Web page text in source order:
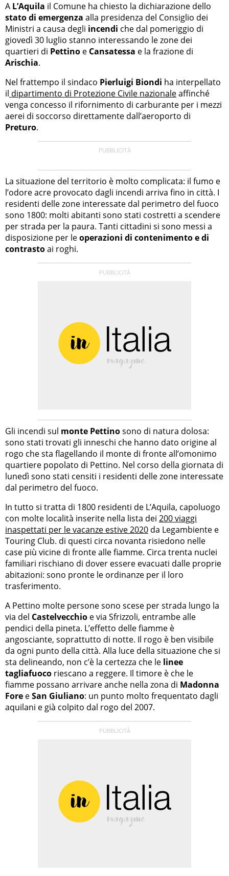
A L’Aquila il Comune ha chiesto la dichiarazione dello
stato di emergenza alla presidenza del Consiglio dei
Ministri a causa degli incendi che dal pomeriggio di
giovedì 30 luglio stanno interessando le zone dei
quartieri di Pettino e Cansatessa e la frazione di
Arischia.
Nel frattempo il sindaco Pierluigi Biondi ha interpellato
il dipartimento di Protezione Civile nazionaleaffinché
venga concesso il rifornimento di carburante per i mezzi
aerei di soccorso direttamente dall’aeroporto di
Preturo.
La situazione del territorio è molto complicata: il fumo e
l’odore acre provocato dagli incendi arriva fino in città. I
residenti delle zone interessate dal perimetro del fuoco
sono 1800: molti abitanti sono stati costretti a scendere
per strada per la paura. Tanti cittadini si sono messi a
disposizione per leoperazioni di contenimentoe di
contrastoai roghi.
Gli incendi sul monte Pettinosono di natura dolosa:
sono stati trovati gli inneschi che hanno dato origine al
rogo che sta flagellando il monte di fronte all’omonimo
quartiere popolato di Pettino. Nel corso della giornata di
lunedì sono stati censiti i residenti delle zone interessate
dal perimetro del fuoco.
In tutto si tratta di 1800 residenti de L’Aquila, capoluogo
con molte località inserite nella lista dei 200 viaggi
inaspettati per le vacanze estive 2020 da Legambiente e
Touring Club. di questi circa novanta risiedono nelle
case più vicine di fronte alle fiamme. Circa trenta nuclei
familiari rischiano di dover essere evacuati dalle proprie
abitazioni: sono pronte le ordinanze per il loro
trasferimento.
A Pettino molte persone sono scese per strada lungo la
via del Castelvecchio e via Sfrizzoli, entrambe alle
pendici della pineta. L’effetto delle fiamme è
angosciante, soprattutto di notte. Il rogo è ben visibile
da ogni punto della città. Alla luce della situazione che si
sta delineando, non c’è la certezza che le linee
tagliafuoco riescano a reggere. Il timore è che le
fiamme possano arrivare anche nella zona di Madonna
Fore eSan Giuliano: un punto molto frequentato dagli
aquilani e già colpito dal rogo del 2007.